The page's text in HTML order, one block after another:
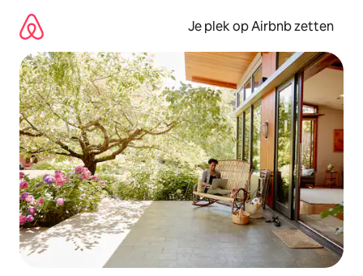
direct
naar
inhoud
Je plek op Airbnb zetten